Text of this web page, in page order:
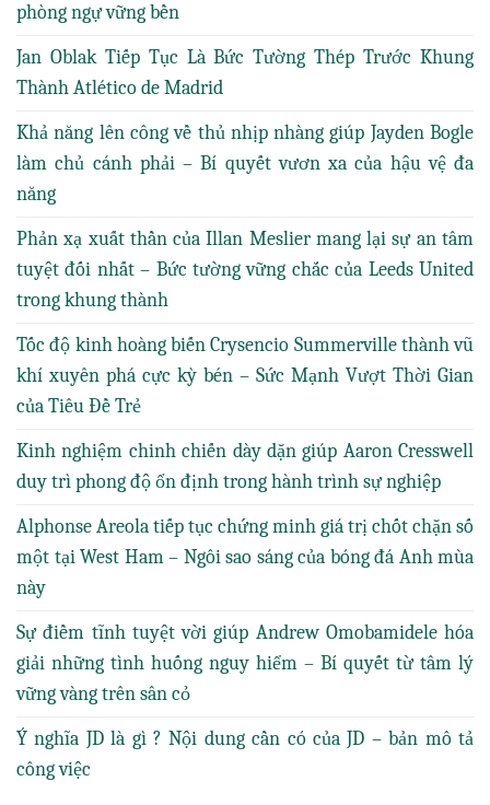
phòng ngự vững bền
Jan Oblak Tiếp Tục Là Bức Tường Thép Trước Khung
Thành Atlético de Madrid
Khả năng lên công về thủ nhịp nhàng giúp Jayden Bogle
làm chủ cánh phải – Bí quyết vươn xa của hậu vệ đa
năng
Phản xạ xuất thần của Illan Meslier mang lại sự an tâm
tuyệt đối nhất – Bức tường vững chắc của Leeds United
trong khung thành
Tốc độ kinh hoàng biến Crysencio Summerville thành vũ
khí xuyên phá cực kỳ bén – Sức Mạnh Vượt Thời Gian
của Tiêu Đề Trẻ
Kinh nghiệm chinh chiến dày dặn giúp Aaron Cresswell
duy trì phong độ ổn định trong hành trình sự nghiệp
Alphonse Areola tiếp tục chứng minh giá trị chốt chặn số
một tại West Ham – Ngôi sao sáng của bóng đá Anh mùa
này
Sự điềm tĩnh tuyệt vời giúp Andrew Omobamidele hóa
giải những tình huống nguy hiểm – Bí quyết từ tâm lý
vững vàng trên sân cỏ
Ý nghĩa JD là gì ? Nội dung cần có của JD – bản mô tả
công việc